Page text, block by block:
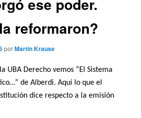
ese poder.
reformaron?
porMartin Krause
UBA Derecho vemos “El Sistema
de Alberdi. Aquí lo que el
dice respecto a la emisión